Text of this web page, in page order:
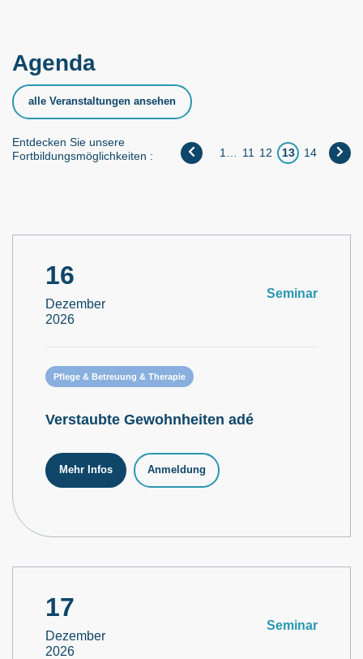
Agenda
alle Veranstaltungen ansehen
Entdecken Sie unsere
Fortbildungsmöglichkeiten :
1… 11 12 13 14
16
Dezember
2026
Seminar
Pflege & Betreuung & Therapie
Verstaubte Gewohnheiten adé
Mehr Infos Anmeldung
17
Dezember
2026
Seminar